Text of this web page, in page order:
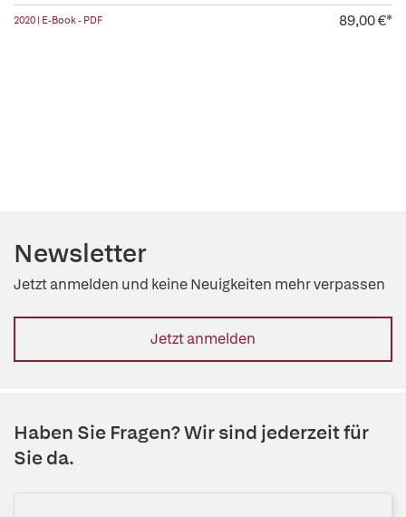
2020 | E-Book - PDF 89,00 €*
Newsletter
Jetzt anmelden und keine Neuigkeiten mehr verpassen
Jetzt anmelden
Haben Sie Fragen? Wir sind jederzeit für
Sie da.